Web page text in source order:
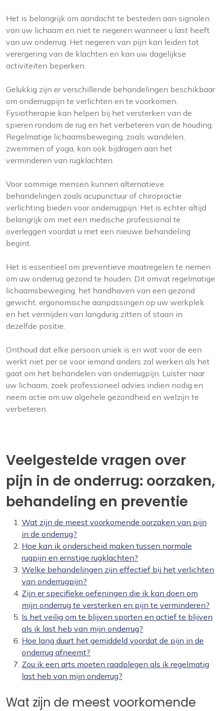
Het is belangrijk om aandacht te besteden aan signalen
van uw lichaam en niet te negeren wanneer u last heeft
van uw onderrug. Het negeren van pijn kan leiden tot
verergering van de klachten en kan uw dagelijkse
activiteiten beperken.
Gelukkig zijn er verschillende behandelingen beschikbaar
om onderrugpijn te verlichten en te voorkomen.
Fysiotherapie kan helpen bij het versterken van de
spieren rondom de rug en het verbeteren van de houding.
Regelmatige lichaamsbeweging, zoals wandelen,
zwemmen of yoga, kan ook bijdragen aan het
verminderen van rugklachten.
Voor sommige mensen kunnen alternatieve
behandelingen zoals acupunctuur of chiropractie
verlichting bieden voor onderrugpijn. Het is echter altijd
belangrijk om met een medische professional te
overleggen voordat u met een nieuwe behandeling
begint.
Het is essentieel om preventieve maatregelen te nemen
om uw onderrug gezond te houden. Dit omvat regelmatige
lichaamsbeweging, het handhaven van een gezond
gewicht, ergonomische aanpassingen op uw werkplek
en het vermijden van langdurig zitten of staan in
dezelfde positie.
Onthoud dat elke persoon uniek is en wat voor de een
werkt niet per se voor iemand anders zal werken als het
gaat om het behandelen van onderrugpijn. Luister naar
uw lichaam, zoek professioneel advies indien nodig en
neem actie om uw algehele gezondheid en welzijn te
verbeteren.
Veelgestelde vragen over
pijn in de onderrug: oorzaken,
behandeling en preventie
Wat zijn de meest voorkomende oorzaken van pijn
in de onderrug?
Hoe kan ik onderscheid maken tussen normale
rugpijn en ernstige rugklachten?
Welke behandelingen zijn effectief bij het verlichten
van onderrugpijn?
Zijn er specifieke oefeningen die ik kan doen om
mijn onderrug te versterken en pijn te verminderen?
Is het veilig om te blijven sporten en actief te blijven
als ik last heb van mijn onderrug?
Hoe lang duurt het gemiddeld voordat de pijn in de
onderrug afneemt?
Zou ik een arts moeten raadplegen als ik regelmatig
last heb van mijn onderrug?
Wat zijn de meest voorkomende